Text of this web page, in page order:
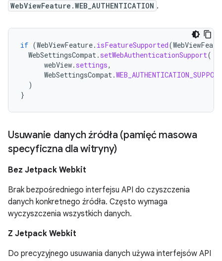
WebViewFeature.WEB_AUTHENTICATION .
if (WebViewFeature. isFeatureSupported(
WebSettingsCompat. setWebAuthenticationSupport(
webView. settings,
WebSettingsCompat.
)
}
Usuwanie danych źródła (pamięć masowa
specyficzna dla witryny)
Bez Jetpack Webkit
Brak bezpośredniego interfejsu API do czyszczenia
danych konkretnego źródła. Często wymaga
wyczyszczenia wszystkich danych.
Z Jetpack Webkit
Do precyzyjnego usuwania danych używa interfejsów API